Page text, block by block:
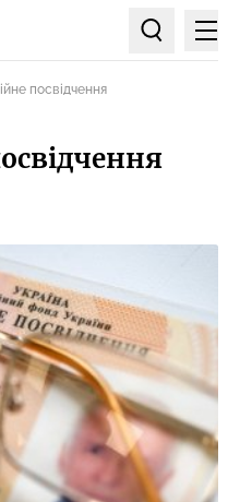
Пошук по
посвідчення